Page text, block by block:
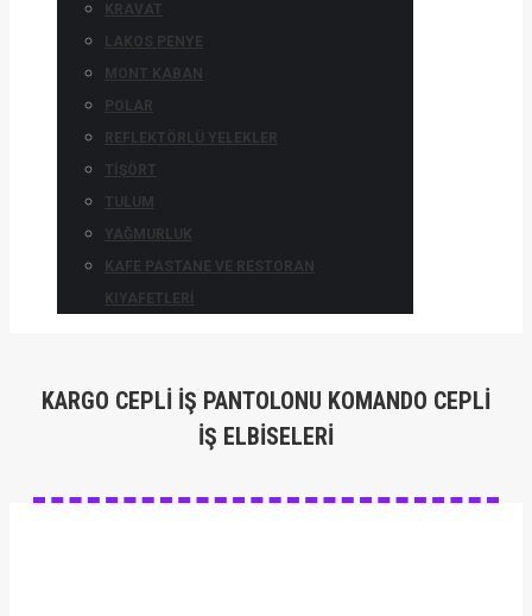
KRAVAT
LAKOS PENYE
MONT KABAN
POLAR
REFLEKTÖRLÜ YELEKLER
TIŞÖRT
TULUM
YAĞMURLUK
KAFE PASTANE VE RESTORAN
KIYAFETLERI
KARGO CEPLI İŞ PANTOLONU KOMANDO CEPLI
İŞ ELBISELERI